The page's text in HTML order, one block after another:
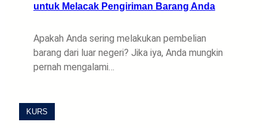
untuk Melacak Pengiriman Barang Anda
Apakah Anda sering melakukan pembelian
barang dari luar negeri? Jika iya, Anda mungkin
pernah mengalami…
KURS